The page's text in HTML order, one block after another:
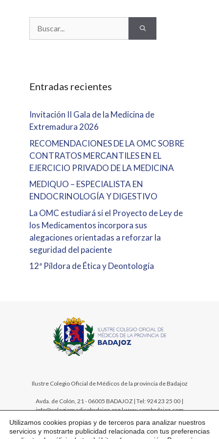
Entradas recientes
Invitación II Gala de la Medicina de
Extremadura 2026
RECOMENDACIONES DE LA OMC SOBRE
CONTRATOS MERCANTILES EN EL
EJERCICIO PRIVADO DE LA MEDICINA
MEDIQUO – ESPECIALISTA EN
ENDOCRINOLOGÍA Y DIGESTIVO
La OMC estudiará si el Proyecto de Ley de
los Medicamentos incorpora sus
alegaciones orientadas a reforzar la
seguridad del paciente
12ª Píldora de Ética y Deontología
Ilustre Colegio Oficial de Médicos de la provincia de Badajoz
Avda. de Colón, 21 - 06005 BADAJOZ | Tel: 924 23 25 00 |
info@colegiomedicobadajoz.org | www.combadajoz.com
Utilizamos cookies propias y de terceros para analizar nuestros
servicios y mostrarte publicidad relacionada con tus preferencias